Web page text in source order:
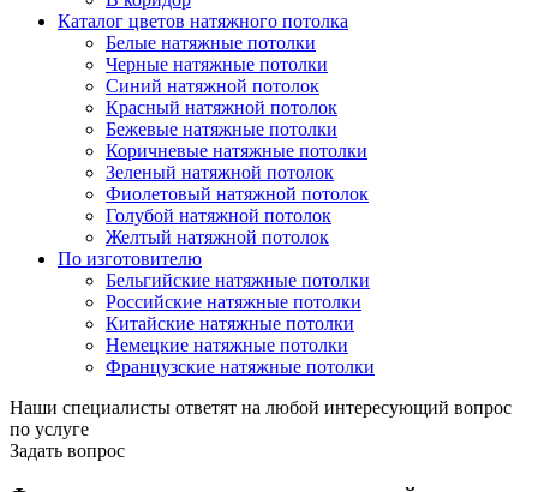
Каталог цветов натяжного потолка
Белые натяжные потолки
Черные натяжные потолки
Синий натяжной потолок
Красный натяжной потолок
Бежевые натяжные потолки
Коричневые натяжные потолки
Зеленый натяжной потолок
Фиолетовый натяжной потолок
Голубой натяжной потолок
Желтый натяжной потолок
По изготовителю
Бельгийские натяжные потолки
Российские натяжные потолки
Китайские натяжные потолки
Немецкие натяжные потолки
Французские натяжные потолки
Наши специалисты ответят на любой интересующий вопрос
по услуге
Задать вопрос